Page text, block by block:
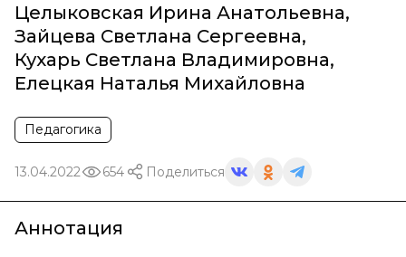
Целыковская Ирина Анатольевна,
Зайцева Светлана Сергеевна,
Кухарь Светлана Владимировна,
Елецкая Наталья Михайловна
Педагогика
13.04.2022 654 Поделиться
Аннотация